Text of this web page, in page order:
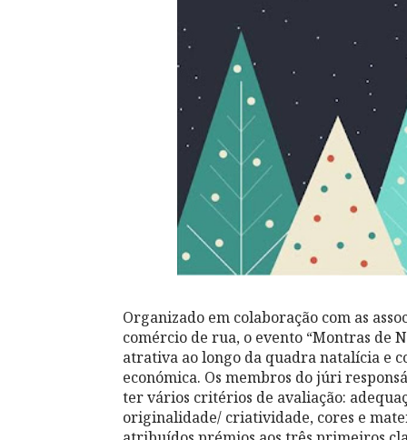
Organizado em colaboração com as
comércio de rua, o evento “Montras de
atrativa ao longo da quadra natalícia e
económica. Os membros do júri
ter vários critérios de avaliação:
originalidade/ criatividade, cores e